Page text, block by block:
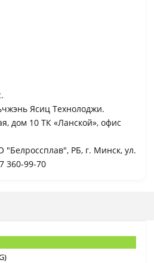
Ясиц Технолоджи.
дом 10 ТК «Ланской», офис
"Белроссплав", РБ, г. Минск, ул.
360-99-70